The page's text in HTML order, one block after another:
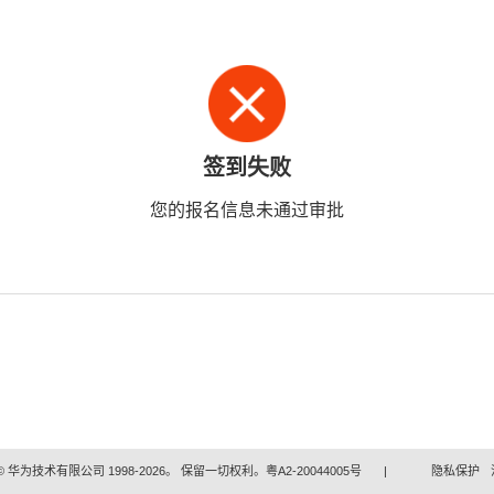
签到失败
您的报名信息未通过审批
华为技术有限公司 1998-2026。 保留一切权利。粤A2-20044005号 | 隐私保护